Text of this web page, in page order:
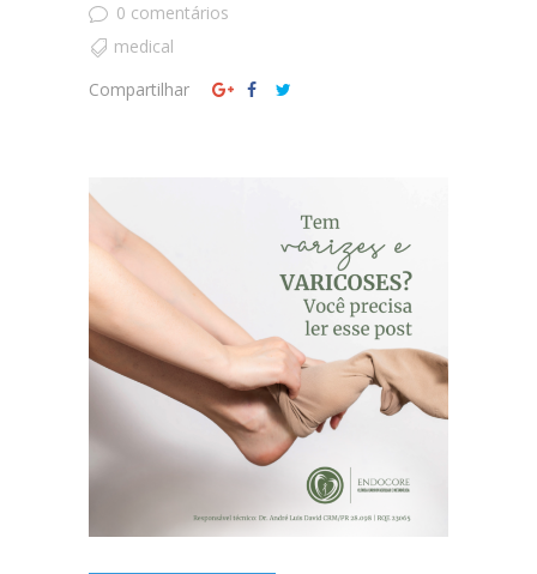
0 comentários
medical
Compartilhar